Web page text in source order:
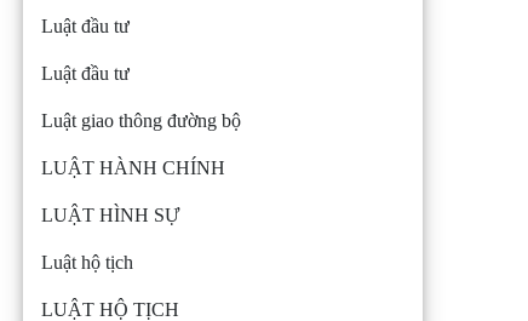
Luật đầu tư
Luật đầu tư
Luật giao thông đường bộ
LUẬT HÀNH CHÍNH
LUẬT HÌNH SỰ
Luật hộ tịch
LUẬT HỘ TỊCH